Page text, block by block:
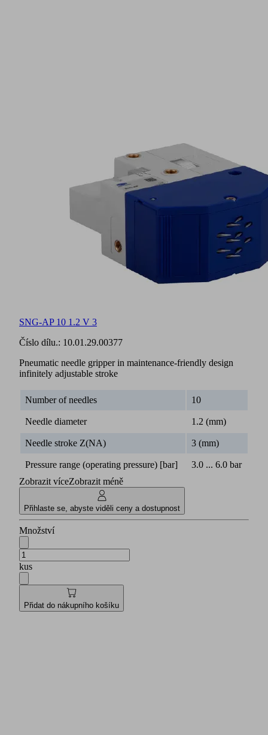
SNG-AP 10 1.2 V 3
Číslo dílu.: 10.01.29.00377
Pneumatic needle gripper in maintenance-friendly design
infinitely adjustable stroke
Number of needles 10
Needle diameter 1.2 (mm)
Needle stroke Z(NA) 3 (mm)
Pressure range (operating pressure) [bar]
3.0 ... 6.0 bar
Zobrazit víceZobrazit méně
Přihlaste se, abyste viděli ceny a dostupnost
Množství
kus
Přidat do nákupního košíku